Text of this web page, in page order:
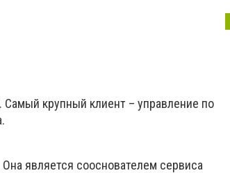
крупный клиент – управление по
является сооснователем сервиса